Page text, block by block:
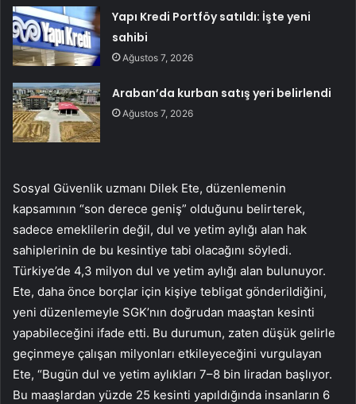
Yapı Kredi Portföy satıldı: İşte yeni
sahibi
Ağustos 7, 2026
Araban’da kurban satış yeri belirlendi
Ağustos 7, 2026
Sosyal Güvenlik uzmanı Dilek Ete, düzenlemenin
kapsamının “son derece geniş” olduğunu belirterek,
sadece emeklilerin değil, dul ve yetim aylığı alan hak
sahiplerinin de bu kesintiye tabi olacağını söyledi.
Türkiye’de 4,3 milyon dul ve yetim aylığı alan bulunuyor.
Ete, daha önce borçlar için kişiye tebligat gönderildiğini,
yeni düzenlemeyle SGK’nın doğrudan maaştan kesinti
yapabileceğini ifade etti. Bu durumun, zaten düşük gelirle
geçinmeye çalışan milyonları etkileyeceğini vurgulayan
Ete, “Bugün dul ve yetim aylıkları 7–8 bin liradan başlıyor.
Bu maaşlardan yüzde 25 kesinti yapıldığında insanların 6